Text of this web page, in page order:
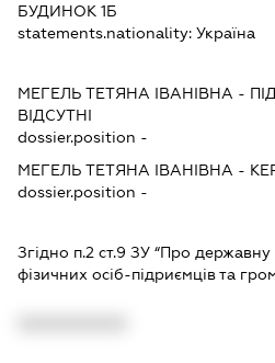
БУДИНОК 1Б
statements.nationality: Україна
МЕГЕЛЬ ТЕТЯНА ІВАНІВНА -
ВІДСУТНІ
dossier.position -
МЕГЕЛЬ ТЕТЯНА ІВАНІВНА -
dossier.position -
Згідно п.2 ст.9 ЗУ “Про
фізичних осіб-підриємців та